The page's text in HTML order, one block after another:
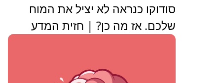
סודוקו כנראה לא יציל את המוח
שלכם. אז מה כן? | חזית המדע